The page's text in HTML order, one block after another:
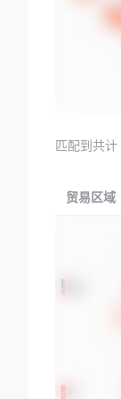
匹配到共计
贸易区域